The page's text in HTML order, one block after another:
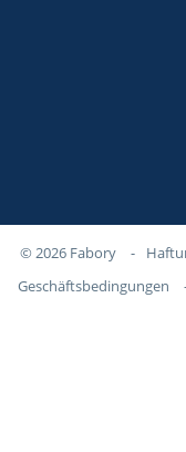
© 2026 Fabory -
Geschäftsbedingungen